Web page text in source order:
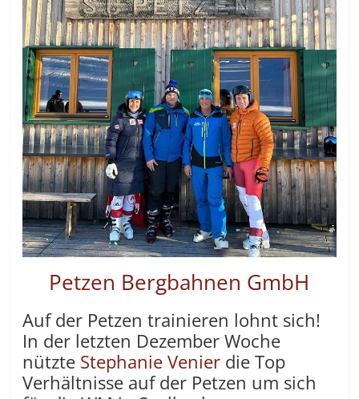
Petzen Bergbahnen GmbH
Auf der Petzen trainieren lohnt sich!
In der letzten Dezember Woche
nützte Stephanie Venier die Top
Verhältnisse auf der Petzen um sich